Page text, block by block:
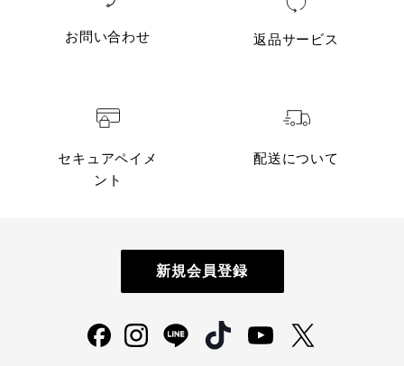
お問い合わせ 返品サービス
セキュアペイメ
ント
配送について
新規会員登録